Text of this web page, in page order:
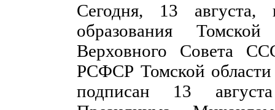
Сегодня, 13
образования
Верховного Совета
РСФСР Томской
подписан 13